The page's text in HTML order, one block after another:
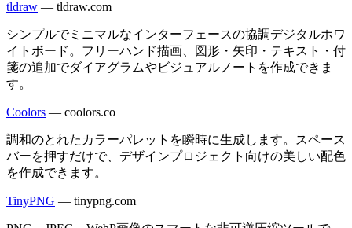
tldraw — tldraw.com
シンプルでミニマルなインターフェースの協調デジタルホワ
イトボード。フリーハンド描画、図形・矢印・テキスト・付
箋の追加でダイアグラムやビジュアルノートを作成できま
す。
Coolors — coolors.co
調和のとれたカラーパレットを瞬時に生成します。スペース
バーを押すだけで、デザインプロジェクト向けの美しい配色
を作成できます。
TinyPNG — tinypng.com